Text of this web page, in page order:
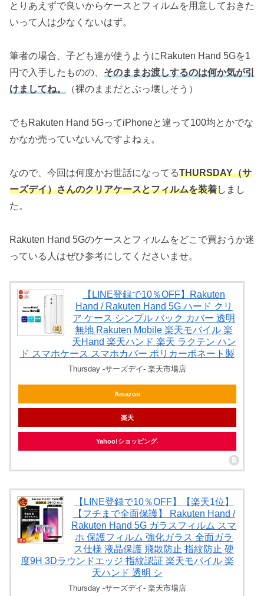
とりあえずで良いからケースとフィルムを用意しておきた
いって人は少なくないはず。
筆者の場合、子ども達が使うようにRakuten Hand 5Gを1
円で入手したものの、 そのままお渡しするのは何か気が引
けましてね。
（裸のままだとぶっ壊しそう）
でもRakuten Hand 5GってiPhoneと違って100均とかでな
かなか売っていないんですよねぇ。
なので、今回は何度かお世話になってるTHURSDAY（サ
ーズデイ）さんのクリアケースとフィルムを装着しまし
た。
Rakuten Hand 5Gのケースとフィルムをどこで買おうか迷
っている人はぜひ参考にしてくださいませ。
【LINE登録で10％OFF】Rakuten
Hand / Rakuten Hand 5G ハード クリ
ア ケース シンプル バック カバー 透明
無地 Rakuten Mobile 楽天モバイル 楽
天Hand 楽天ハンド 楽天 ラクテン ハン
ド スマホケース スマホカバー ポリカーボネート製
Thursday -サーズデイ- 楽天市場店
Amazon
楽天
Yahoo!ショッピング
【LINE登録で10％OFF】【楽天1位】
【フチまで全面保護】 Rakuten Hand /
Rakuten Hand 5G ガラスフィルム スマ
ホ 保護フィルム 強化ガラス 全面ガラ
ス仕様 液晶保護 飛散防止 指紋防止 硬
度9H 3Dラウンドエッジ 指紋認証 楽天モバイル 楽
天ハンド 透明 シ
Thursday -サーズデイ- 楽天市場店